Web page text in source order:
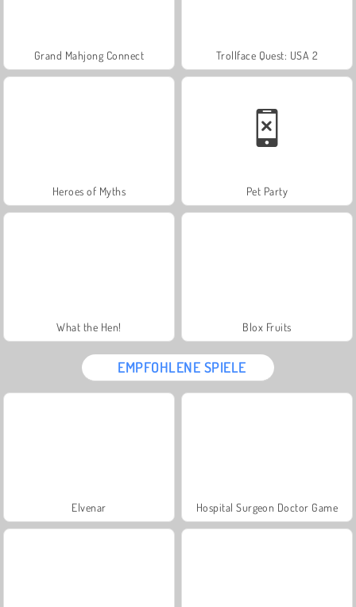
Grand Mahjong Connect Trollface Quest: USA 2
Heroes of Myths Pet Party
What the Hen! Blox Fruits
EMPFOHLENE SPIELE
Elvenar Hospital Surgeon Doctor Game